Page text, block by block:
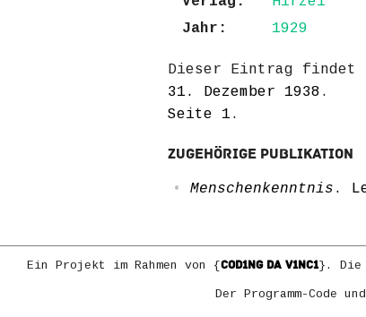
Jahr:
1929
Dieser Eintrag
31. Dezember 1938 .
Seite 1 .
Zugehörige Publikation
Menschenkenntnis .
Ein Projekt im Rahmen von {COD1NG DA V1NC1}. Die
Der Programm-Code